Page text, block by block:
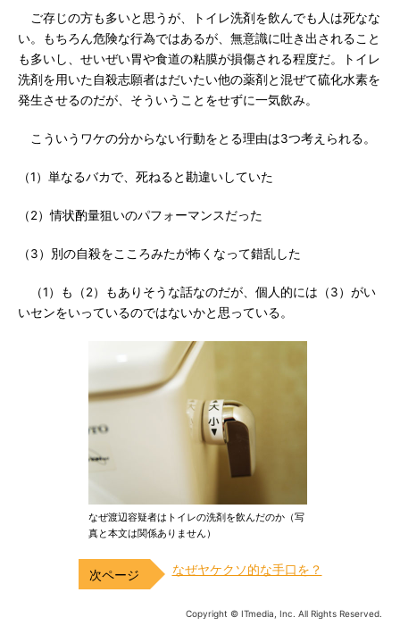
ご存じの方も多いと思うが、トイレ洗剤を飲んでも人は死なな
い。もちろん危険な行為ではあるが、無意識に吐き出されること
も多いし、せいぜい胃や食道の粘膜が損傷される程度だ。トイレ
洗剤を用いた自殺志願者はだいたい他の薬剤と混ぜて硫化水素を
発生させるのだが、そういうことをせずに一気飲み。
こういうワケの分からない行動をとる理由は3つ考えられる。
（1）単なるバカで、死ねると勘違いしていた
（2）情状酌量狙いのパフォーマンスだった
（3）別の自殺をこころみたが怖くなって錯乱した
（1）も（2）もありそうな話なのだが、個人的には（3）がい
いセンをいっているのではないかと思っている。
なぜ渡辺容疑者はトイレの洗剤を飲んだのか（写
真と本文は関係ありません）
なぜヤケクソ的な手口を？
Copyright © ITmedia, Inc. All Rights Reserved.